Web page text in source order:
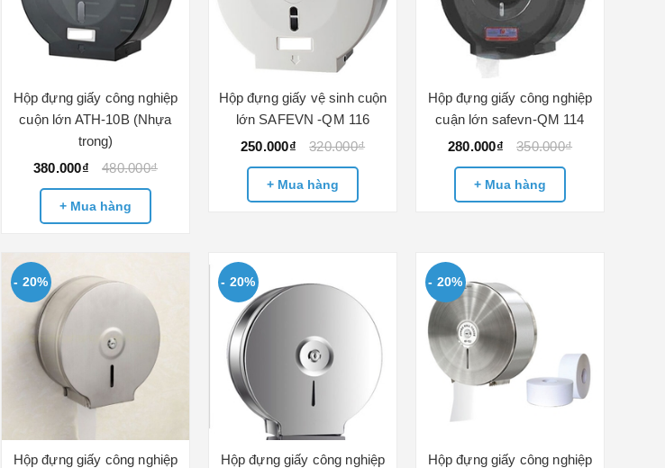
Hộp đựng giấy công nghiệp
cuộn lớn ATH-10B (Nhựa
trong)
380.000₫
480.000₫
+ Mua hàng
Hộp đựng giấy vệ sinh cuộn
lớn SAFEVN -QM 116
250.000₫
320.000₫
+ Mua hàng
Hộp đựng giấy công nghiệp
cuận lớn safevn-QM 114
280.000₫
350.000₫
+ Mua hàng
- 20%
Hộp đựng giấy công nghiệp
- 20%
Hộp đựng giấy công nghiệp
- 20%
Hộp đựng giấy công nghiệp